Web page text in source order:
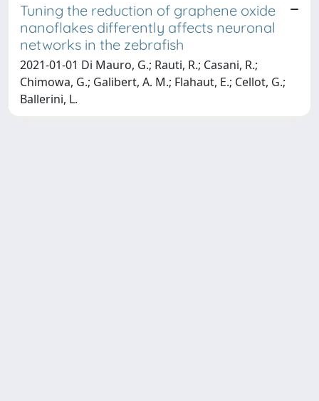
Tuning the reduction of graphene oxide
nanoflakes differently affects neuronal
networks in the zebrafish
2021-01-01 Di Mauro, G.; Rauti, R.; Casani, R.;
Chimowa, G.; Galibert, A. M.; Flahaut, E.; Cellot, G.;
Ballerini, L.